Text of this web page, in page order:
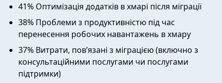
41% Оптимізація додатків в хмарі після міграції
38% Проблеми з продуктивністю під час
перенесення робочих навантажень в хмару
37% Витрати, пов’язані з міграцією (включно з
консультаційними послугами чи послугами
підтримки)